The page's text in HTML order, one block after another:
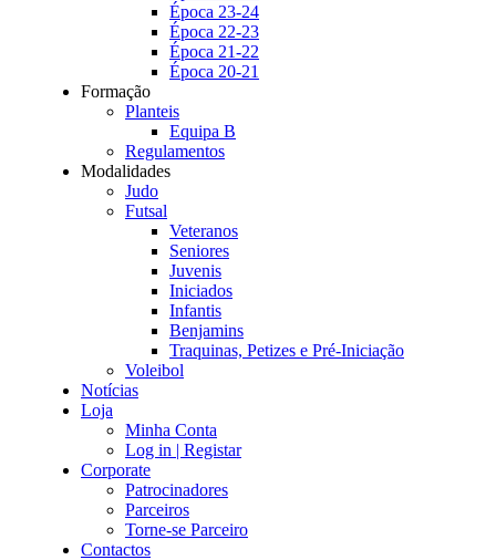
Época 23-24
Época 22-23
Época 21-22
Época 20-21
Formação
Planteis
Equipa B
Regulamentos
Modalidades
Judo
Futsal
Veteranos
Seniores
Juvenis
Iniciados
Infantis
Benjamins
Traquinas, Petizes e Pré-Iniciação
Voleibol
Notícias
Loja
Minha Conta
Log in | Registar
Corporate
Patrocinadores
Parceiros
Torne-se Parceiro
Contactos